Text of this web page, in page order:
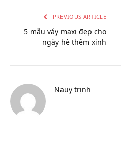
PREVIOUS ARTICLE
5 mẫu váy maxi đẹp cho
ngày hè thêm xinh
Nauy trịnh